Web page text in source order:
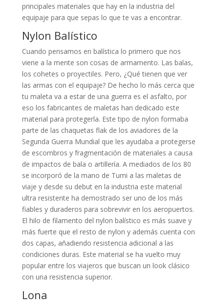
principales materiales que hay en la industria del
equipaje para que sepas lo que te vas a encontrar.
Nylon Balístico
Cuando pensamos en balística lo primero que nos
viene a la mente son cosas de armamento. Las balas,
los cohetes o proyectiles. Pero, ¿Qué tienen que ver
las armas con el equipaje? De hecho lo más cerca que
tu maleta va a estar de una guerra es el asfalto, por
eso los fabricantes de maletas han dedicado este
material para protegerla. Este tipo de nylon formaba
parte de las chaquetas flak de los aviadores de la
Segunda Guerra Mundial que les ayudaba a protegerse
de escombros y fragmentación de materiales a causa
de impactos de bala o artillería. A mediados de los 80
se incorporó de la mano de Tumi a las maletas de
viaje y desde su debut en la industria este material
ultra resistente ha demostrado ser uno de los más
fiables y duraderos para sobrevivir en los aeropuertos.
El hilo de filamento del nylon balístico es más suave y
más fuerte que el resto de nylon y además cuenta con
dos capas, añadiendo resistencia adicional a las
condiciones duras. Este material se ha vuelto muy
popular entre los viajeros que buscan un look clásico
con una resistencia superior.
Lona